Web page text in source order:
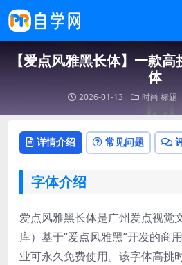
【爱点风雅黑长体】一款
体
2026-01-13 时尚 标题
详情介绍 常见问题
字体介绍
爱点风雅黑长体是广州爱点视觉
库）基于“爱点风雅黑”开发的商
业可永久免费使用。该字体高挑